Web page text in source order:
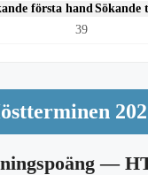
första hand Sökande
39
—